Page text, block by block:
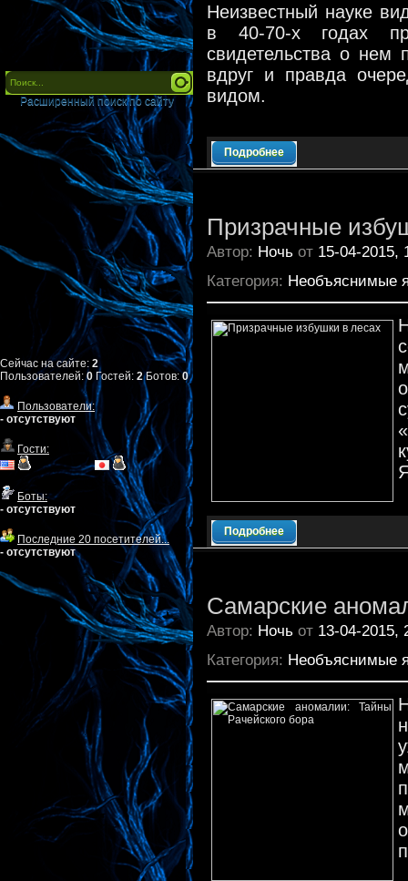
Расширенный поиск по сайту
Сейчас на сайте: 2
Пользователей:0 Гостей: 2Ботов:0
Пользователи:
- отсутствуют
Гости:
Боты:
- отсутствуют
Последние 20 посетителей...
- отсутствуют
Неизвестный науке
в 40-70-х годах
свидетельства о нем
вдруг и правда
видом.
Подробнее
Призрачные
Автор: Ночь от 15-04-2015,
Категория: Необъяснимые
Подробнее
Самарские
Автор: Ночь от 13-04-2015,
Категория: Необъяснимые